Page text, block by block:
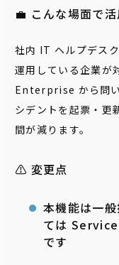
💼 こんな場面で活
社内 IT ヘルプデス
運用している企業が
Enterprise から問
シデントを起票・更
間が減ります。
⚠️ 変更点
本機能は一
ては
です